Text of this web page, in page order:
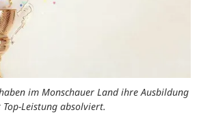
im Monschauer Land ihre Ausbildung
Leistung absolviert.